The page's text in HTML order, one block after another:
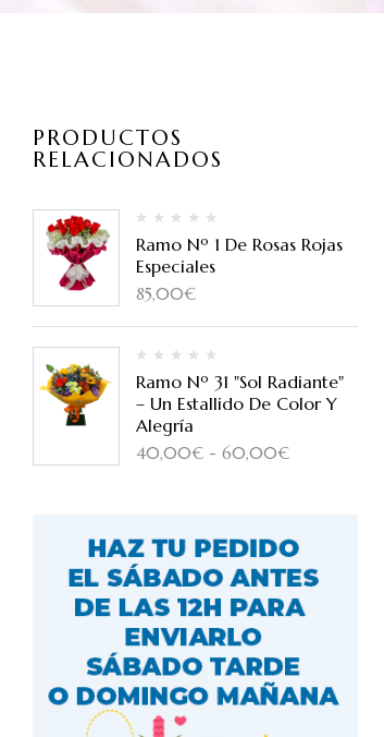
PRODUCTOS
RELACIONADOS
Ramo Nº 1 De Rosas Rojas
Especiales
85,00€
Ramo Nº 31 "Sol Radiante"
– Un Estallido De Color Y
Alegría
40,00€ - 60,00€